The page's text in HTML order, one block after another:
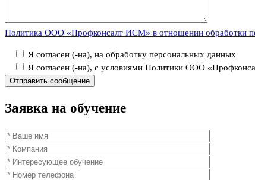
Политика ООО «Профконсалт ИСМ» в отношении обработки
Я согласен (-на), на обработку персональных данных
Я согласен (-на), с условиями Политики ООО
Заявка на обучение